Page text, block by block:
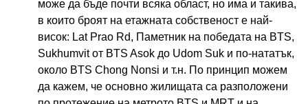
може да бъде почти всяка област, но има и такива,
в които броят на етажната собственост е най-
висок: Lat Prao Rd, Паметник на победата на BTS,
Sukhumvit от BTS Asok до Udom Suk и по-нататък,
около BTS Chong Nonsi и т.н. По принцип можем
да кажем, че основно жилищата са разположени